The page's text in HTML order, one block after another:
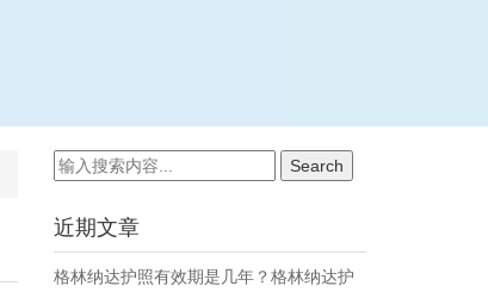
近期文章
格林纳达护照有效期是几年？格林纳达护